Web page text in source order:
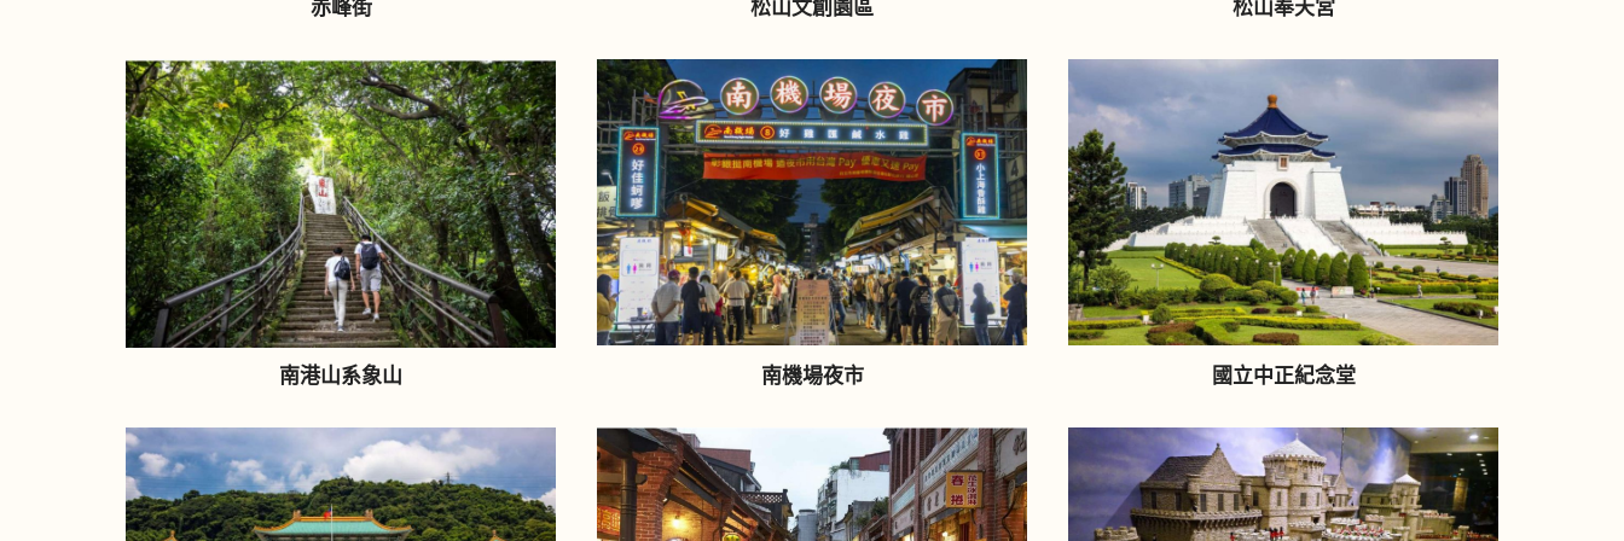
赤峰街 松山文創園區 松山奉天宮
南港山系象山 南機場夜市 國立中正紀念堂